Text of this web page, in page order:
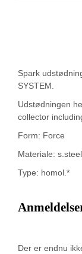
Spark
SYSTEM.
Udstødningen
collector
Form: Force
Materiale: s.steel
Type: homol.*
Der er endnu